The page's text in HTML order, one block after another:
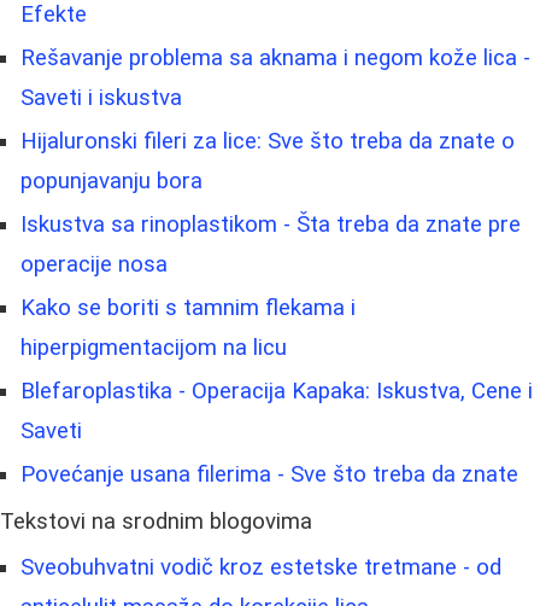
Efekte
Rešavanje problema sa aknama i negom kože lica -
Saveti i iskustva
Hijaluronski fileri za lice: Sve što treba da znate o
popunjavanju bora
Iskustva sa rinoplastikom - Šta treba da znate pre
operacije nosa
Kako se boriti s tamnim flekama i
hiperpigmentacijom na licu
Blefaroplastika - Operacija Kapaka: Iskustva, Cene i
Saveti
Povećanje usana filerima - Sve što treba da znate
Tekstovi na srodnim blogovima
Sveobuhvatni vodič kroz estetske tretmane - od